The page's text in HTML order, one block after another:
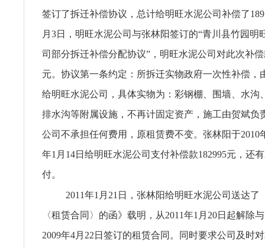
签订了拆迁补偿协议，总计给明旺水泥公司补偿了
月3日，明旺水泥公司与张林阳签订的“青川县竹园明
司部分拆迁补偿分配协议”，明旺水泥公司对此次补
元。协议第一条约定：所拆迁实物政府一次性补偿，
给明旺水泥公司，具体实物为：彩钢棚、围墙、水沟
排水沟等附属设施，不再计固定资产，施工由贺斌负
公司不承担任何费用，原租赁费不变。张林阳于2010
年1月14日给明旺水泥公司支付补偿款182995元，还
付。
2011年1月21日，张林阳给明旺水泥公司送达了
〈租赁合同〉的函》载明，从2011年1月20日起解除
2009年4月22日签订的租赁合同。同时要求公司及时